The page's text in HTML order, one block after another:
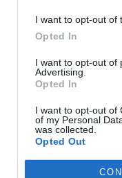
I want to opt-out of
Opted In
I want to opt-out of
Advertising.
Opted In
I want to opt-out of
of my Personal
was collected.
Opted Out